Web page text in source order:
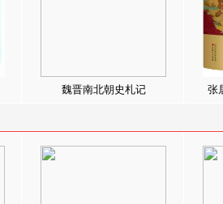
魏晋南北朝史札记 张